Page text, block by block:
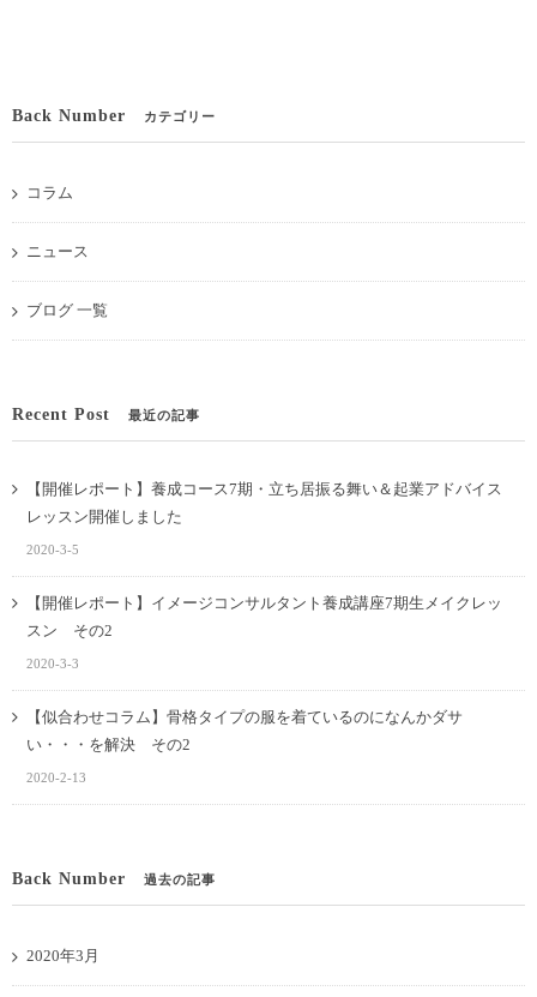
Back Number カテゴリー
コラム
ニュース
ブログ 一覧
Recent Post 最近の記事
【開催レポート】養成コース7期・立ち居振る舞い＆起業アドバイス
レッスン開催しました
2020-3-5
【開催レポート】イメージコンサルタント養成講座7期生メイクレッ
スン その2
2020-3-3
【似合わせコラム】骨格タイプの服を着ているのになんかダサ
い・・・を解決 その2
2020-2-13
Back Number 過去の記事
2020年3月